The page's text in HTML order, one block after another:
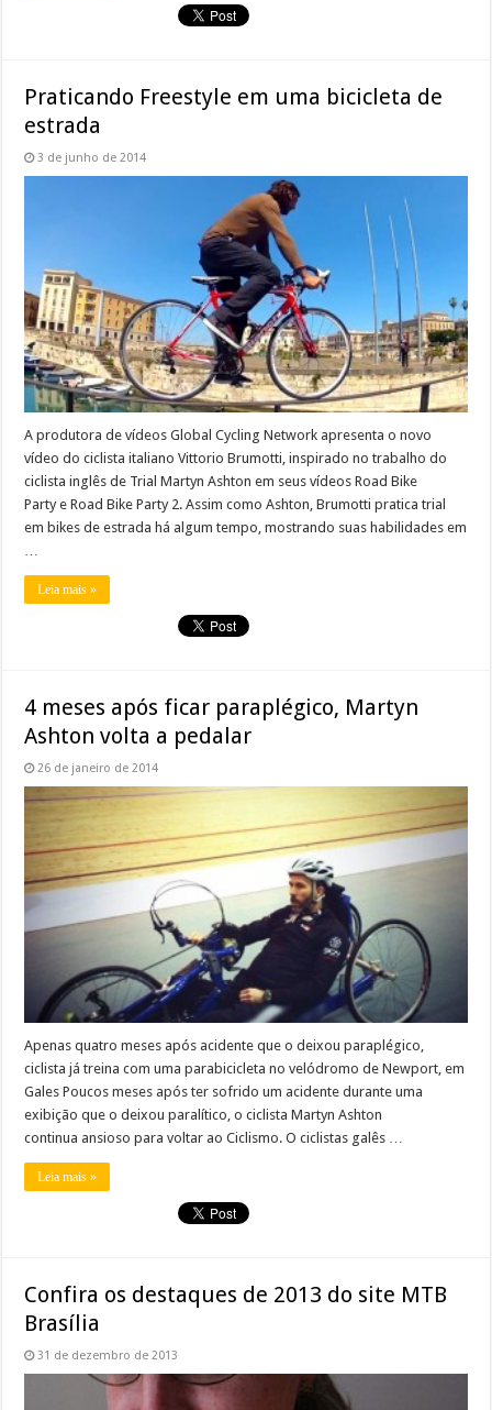
Praticando Freestyle em uma bicicleta de
estrada
3 de junho de 2014
A produtora de vídeos Global Cycling Network apresenta o novo
vídeo do ciclista italiano Vittorio Brumotti, inspirado no trabalho do
ciclista inglês de Trial Martyn Ashton em seus vídeos Road Bike
Party e Road Bike Party 2. Assim como Ashton, Brumotti pratica trial
em bikes de estrada há algum tempo, mostrando suas habilidades em
Leia mais »
4 meses após ficar paraplégico, Martyn
Ashton volta a pedalar
26 de janeiro de 2014
Apenas quatro meses após acidente que o deixou paraplégico,
ciclista já treina com uma parabicicleta no velódromo de Newport, em
Gales Poucos meses após ter sofrido um acidente durante uma
exibição que o deixou paralítico, o ciclista Martyn Ashton
continua ansioso para voltar ao Ciclismo. O ciclistas galês …
Leia mais »
Confira os destaques de 2013 do site MTB
Brasília
31 de dezembro de 2013